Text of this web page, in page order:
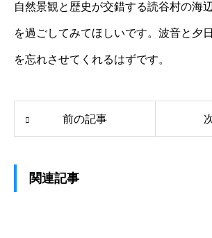
自然景観と歴史が交錯する読谷村の海
を過ごしてみてほしいです。波音と夕
を忘れさせてくれるはずです。
前の記事
関連記事